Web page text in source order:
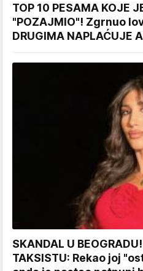
TOP 10 PESAMA KOJE
"POZAJMIO"! Zgrnuo
DRUGIMA NAPLAĆUJE
SKANDAL U
TAKSISTU: Rekao joj